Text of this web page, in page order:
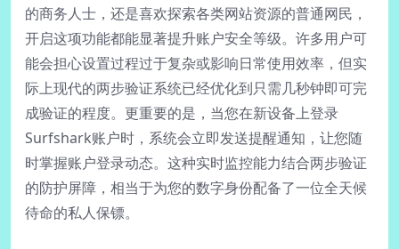
的商务人士，还是喜欢探索各类网站资源的普通网民，
开启这项功能都能显著提升账户安全等级。许多用户可
能会担心设置过程过于复杂或影响日常使用效率，但实
际上现代的两步验证系统已经优化到只需几秒钟即可完
成验证的程度。更重要的是，当您在新设备上登录
Surfshark账户时，系统会立即发送提醒通知，让您随
时掌握账户登录动态。这种实时监控能力结合两步验证
的防护屏障，相当于为您的数字身份配备了一位全天候
待命的私人保镖。